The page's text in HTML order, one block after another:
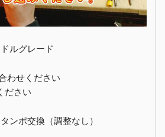
ルグレード
わせください
ださい
ンポ交換（調整なし）